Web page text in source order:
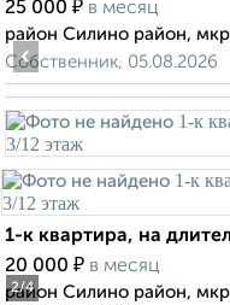
25 000 ₽ в месяц
район Силино район,
Собственник, 05.08.2026
2/4
‹
1-к квартира, на
20 000 ₽ в месяц
район Силино район,